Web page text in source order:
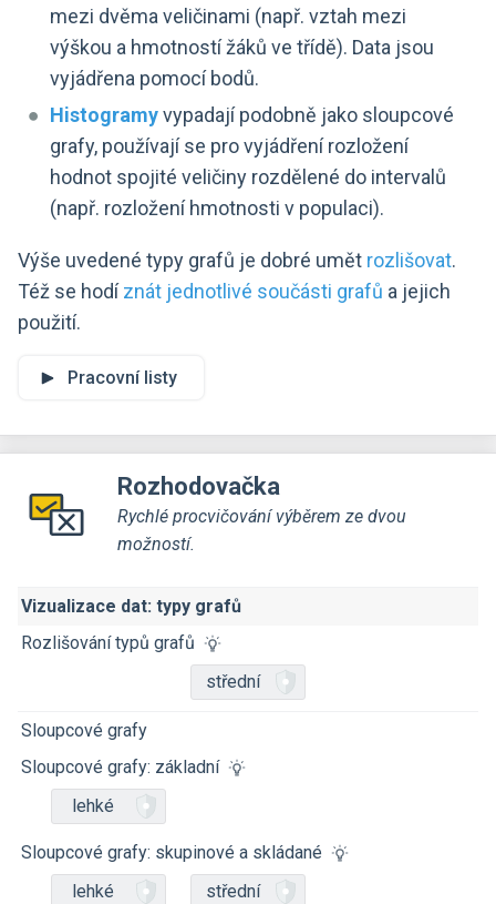
mezi dvěma veličinami (např. vztah mezi
výškou a hmotností žáků ve třídě). Data jsou
vyjádřena pomocí bodů.
Histogramyvypadají podobně jako sloupcové
grafy, používají se pro vyjádření rozložení
hodnot spojité veličiny rozdělené do intervalů
(např. rozložení hmotnosti v populaci).
Výše uvedené typy grafů je dobré umět rozlišovat.
Též se hodíznát jednotlivé součásti grafů a jejich
použití.
Pracovní listy
Rozhodovačka
Rychlé procvičování výběrem ze dvou
možností.
Vizualizace dat: typy grafů
Rozlišování typů grafů
střední
Sloupcové grafy
Sloupcové grafy: základní
lehké
Sloupcové grafy: skupinové a skládané
lehké
střední